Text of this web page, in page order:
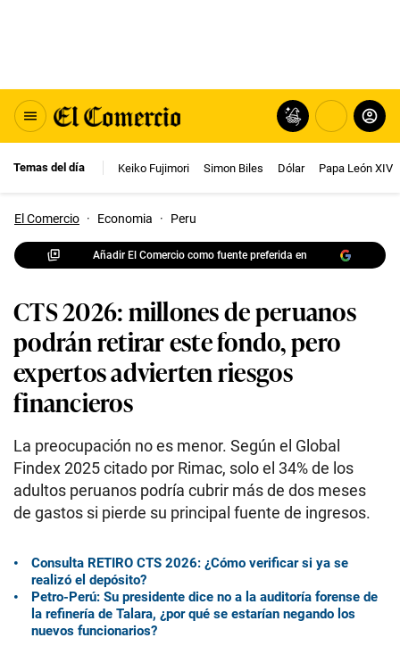
Temas del día Keiko Fujimori Simon Biles Dólar Papa León XIV
El Comercio · Economia · Peru
Añadir El Comercio como fuente preferida en
CTS 2026: millones de peruanos
podrán retirar este fondo, pero
expertos advierten riesgos
financieros
La preocupación no es menor. Según el Global
Findex 2025 citado por Rimac, solo el 34% de los
adultos peruanos podría cubrir más de dos meses
de gastos si pierde su principal fuente de ingresos.
Consulta RETIRO CTS 2026: ¿Cómo verificar si ya se
realizó el depósito?
Petro-Perú: Su presidente dice no a la auditoría forense de
la refinería de Talara, ¿por qué se estarían negando los
nuevos funcionarios?